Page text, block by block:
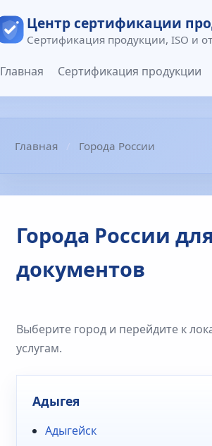
Центр сертификации
Сертификация продукции, ISO и
Главная Сертификация продукции
Главная Города России
Города России
документов
Выберите город и перейдите к
услугам.
Адыгея
Адыгейск